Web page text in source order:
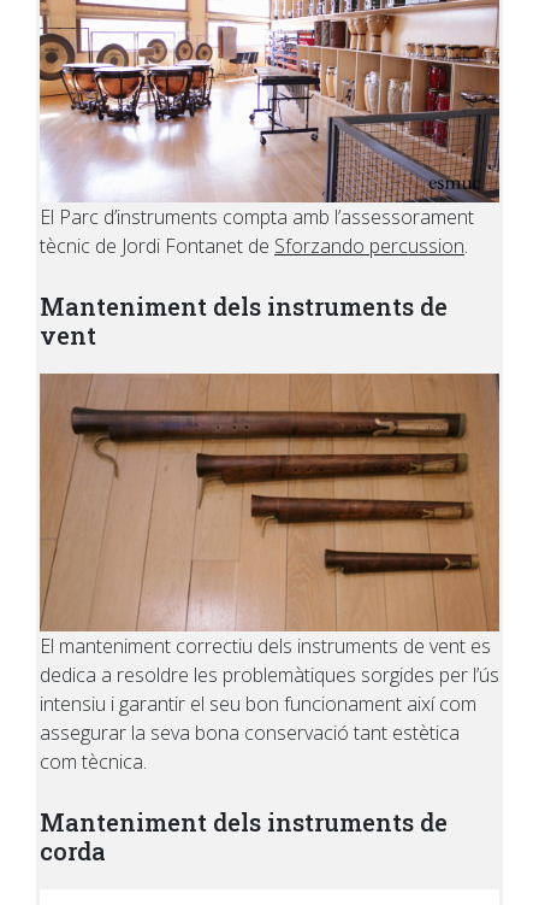
El Parc d’instruments compta amb l’assessorament
tècnic de Jordi Fontanet de Sforzando percussion.
Manteniment dels instruments de
vent
El manteniment correctiu dels instruments de vent es
dedica a resoldre les problemàtiques sorgides per l’ús
intensiu i garantir el seu bon funcionament així com
assegurar la seva bona conservació tant estètica
com tècnica.
Manteniment dels instruments de
corda